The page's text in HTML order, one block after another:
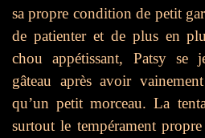
sa propre condition de petit
de patienter et de plus en
chou appétissant, Patsy se
gâteau après avoir
qu’un petit morceau. La
surtout le tempérament